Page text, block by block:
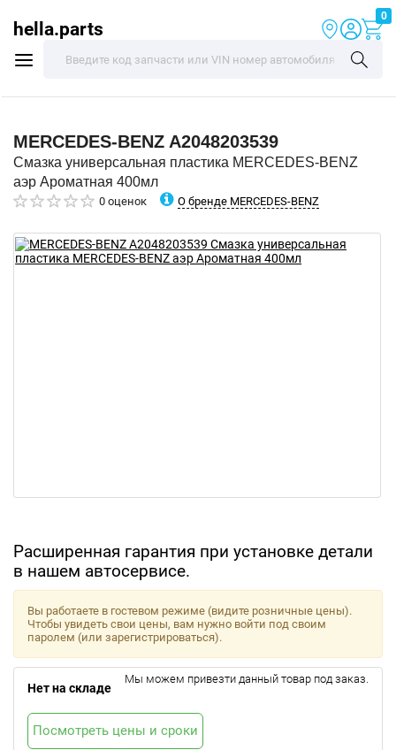
hella.parts
0
MERCEDES-BENZ A2048203539
Смазка универсальная пластика MERCEDES-BENZ
аэр Ароматная 400мл
0 оценок О бренде MERCEDES-BENZ
Расширенная гарантия при установке детали
в нашем автосервисе.
Вы работаете в гостевом режиме (видите розничные цены).
Чтобы увидеть свои цены, вам нужно войти под своим
паролем (или зарегистрироваться).
Нет на складе
Мы можем привезти данный товар под заказ.
Посмотреть цены и сроки